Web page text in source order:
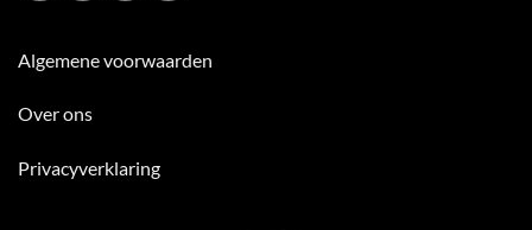
Algemene voorwaarden
Over ons
Privacyverklaring